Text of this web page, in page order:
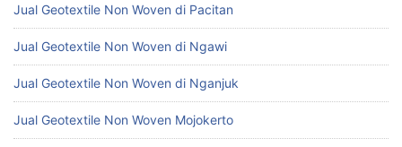
Jual Geotextile Non Woven di Pacitan
Jual Geotextile Non Woven di Ngawi
Jual Geotextile Non Woven di Nganjuk
Jual Geotextile Non Woven Mojokerto